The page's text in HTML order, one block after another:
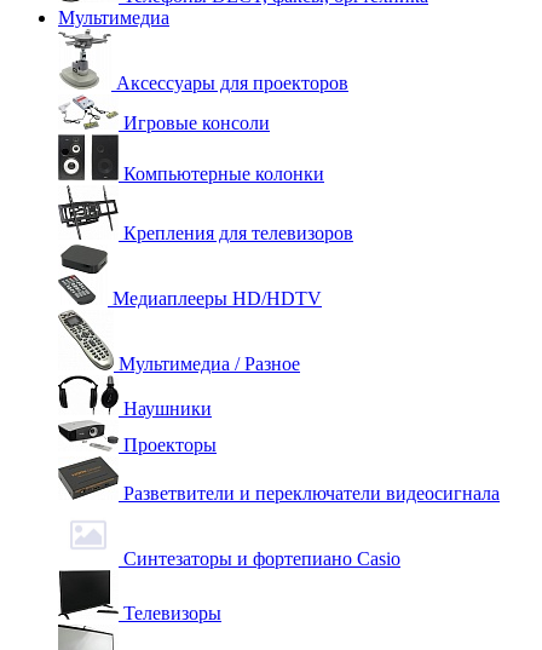
Мультимедиа
Аксессуары для проекторов
Игровые консоли
Компьютерные колонки
Крепления для телевизоров
Медиаплееры HD/HDTV
Мультимедиа / Разное
Наушники
Проекторы
Разветвители и переключатели видеосигнала
Синтезаторы и фортепиано Casio
Телевизоры